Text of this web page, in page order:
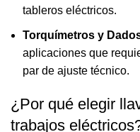
tableros eléctricos.
Torquímetros y
aplicaciones que
par de ajuste técnico.
¿Por qué elegir
trabajos